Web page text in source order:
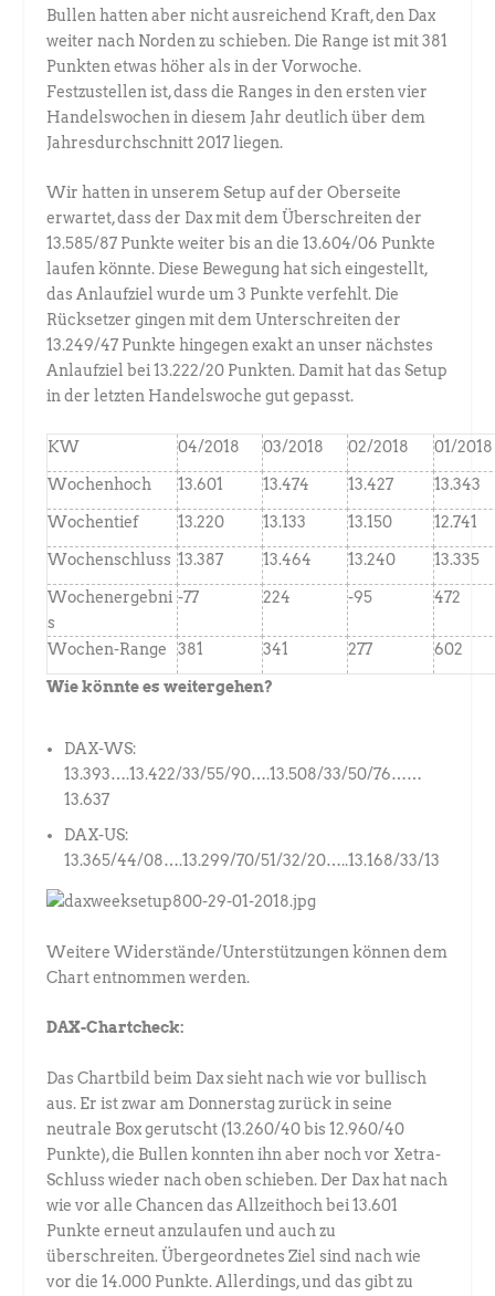
Bullen hatten aber nicht ausreichend Kraft, den Dax
weiter nach Norden zu schieben. Die Range ist mit 381
Punkten etwas höher als in der Vorwoche.
Festzustellen ist, dass die Ranges in den ersten vier
Handelswochen in diesem Jahr deutlich über dem
Jahresdurchschnitt 2017 liegen.
Wir hatten in unserem Setup auf der Oberseite
erwartet, dass der Dax mit dem Überschreiten der
13.585/87 Punkte weiter bis an die 13.604/06 Punkte
laufen könnte. Diese Bewegung hat sich eingestellt,
das Anlaufziel wurde um 3 Punkte verfehlt. Die
Rücksetzer gingen mit dem Unterschreiten der
13.249/47 Punkte hingegen exakt an unser nächstes
Anlaufziel bei 13.222/20 Punkten. Damit hat das Setup
in der letzten Handelswoche gut gepasst.
KW 04/2018 03/2018 02/2018 01/2018
Wochenhoch 13.601 13.474 13.427 13.343
Wochentief 13.220 13.133 13.150 12.741
Wochenschluss 13.387 13.464 13.240 13.335
Wochenergebni
s
-77 224 -95 472
Wochen-Range 381 341 277 602
Wie könnte es weitergehen?
DAX-WS:
13.393….13.422/33/55/90….13.508/33/50/76……
13.637
DAX-US:
13.365/44/08….13.299/70/51/32/20…..13.168/33/13
Weitere Widerstände/Unterstützungen können dem
Chart entnommen werden.
DAX-Chartcheck:
Das Chartbild beim Dax sieht nach wie vor bullisch
aus. Er ist zwar am Donnerstag zurück in seine
neutrale Box gerutscht (13.260/40 bis 12.960/40
Punkte), die Bullen konnten ihn aber noch vor Xetra-
Schluss wieder nach oben schieben. Der Dax hat nach
wie vor alle Chancen das Allzeithoch bei 13.601
Punkte erneut anzulaufen und auch zu
überschreiten. Übergeordnetes Ziel sind nach wie
vor die 14.000 Punkte. Allerdings, und das gibt zu